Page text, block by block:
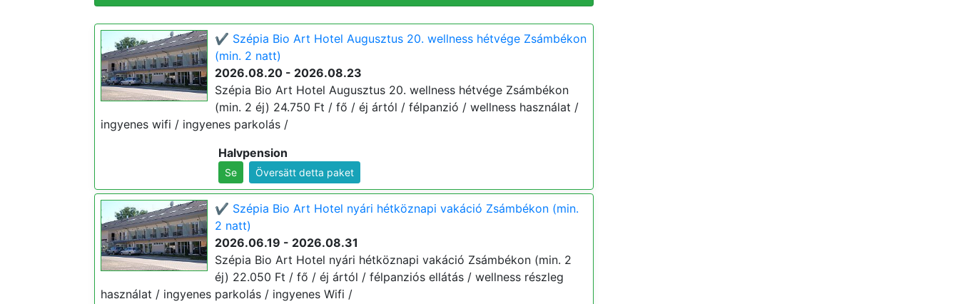
✔️ Szépia Bio Art Hotel Augusztus 20. wellness hétvége Zsámbékon
(min. 2 natt)
2026.08.20 - 2026.08.23
Szépia Bio Art Hotel Augusztus 20. wellness hétvége Zsámbékon
(min. 2 éj) 24.750 Ft / fő / éj ártól / félpanzió / wellness használat /
ingyenes wifi / ingyenes parkolás /
Halvpension
Se Översätt detta paket
✔️ Szépia Bio Art Hotel nyári hétköznapi vakáció Zsámbékon (min.
2 natt)
2026.06.19 - 2026.08.31
Szépia Bio Art Hotel nyári hétköznapi vakáció Zsámbékon (min. 2
éj) 22.050 Ft / fő / éj ártól / félpanziós ellátás / wellness részleg
használat / ingyenes parkolás / ingyenes Wifi /